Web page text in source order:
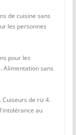
de cuisine sans
les personnes
pour les
Alimentation sans
de riz 4.
au